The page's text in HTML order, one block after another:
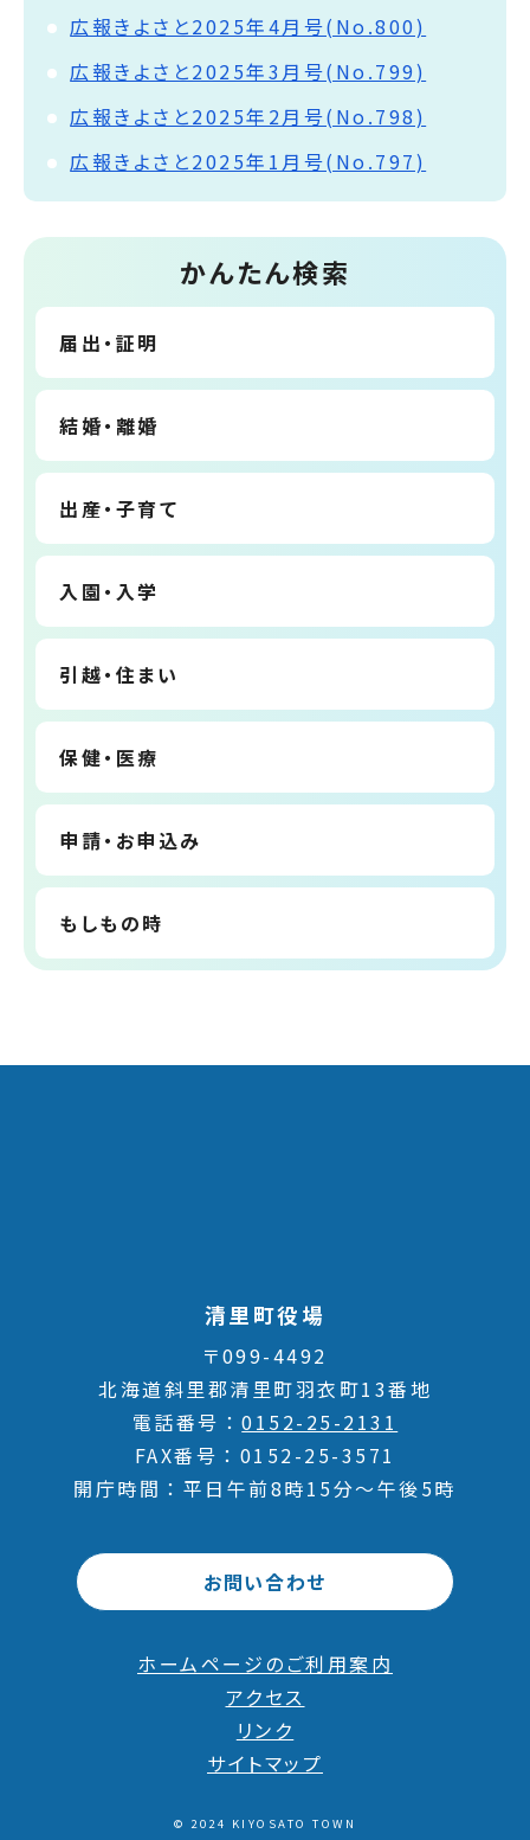
広報きよさと2025年4月号(No.800)
広報きよさと2025年3月号(No.799)
広報きよさと2025年2月号(No.798)
広報きよさと2025年1月号(No.797)
かんたん検索
届出・証明
結婚・離婚
出産・子育て
入園・入学
引越・住まい
保健・医療
申請・お申込み
もしもの時
清里町役場
〒099-4492
北海道斜里郡清里町羽衣町13番地
電話番号
0152-25-2131
FAX番号
0152-25-3571
開庁時間
平日午前8時15分～午後5時
お問い合わせ
ホームページのご利用案内
アクセス
リンク
サイトマップ
© 2024 KIYOSATO TOWN